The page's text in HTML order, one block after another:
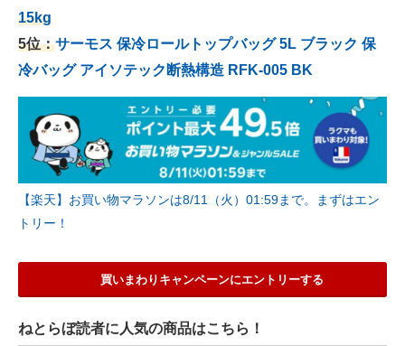
15kg
5位：サーモス 保冷ロールトップバッグ 5L ブラック 保
冷バッグ アイソテック断熱構造 RFK-005 BK
【楽天】お買い物マラソンは8/11（火）01:59まで。まずはエン
トリー！
買いまわりキャンペーンにエントリーする
ねとらぼ読者に人気の商品はこちら！